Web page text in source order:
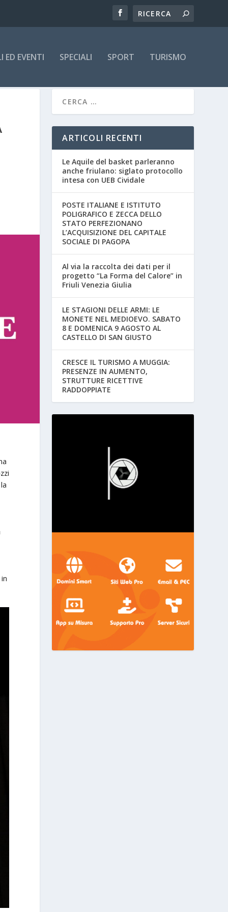
ED EVENTI SPECIALI SPORT TURISMO
ARTICOLI RECENTI
Le Aquile del basket parleranno
anche friulano: siglato protocollo
intesa con UEB Cividale
POSTE ITALIANE E ISTITUTO
POLIGRAFICO E ZECCA DELLO
STATO PERFEZIONANO
L’ACQUISIZIONE DEL CAPITALE
SOCIALE DI PAGOPA
Al via la raccolta dei dati per il
progetto “La Forma del Calore” in
Friuli Venezia Giulia
LE STAGIONI DELLE ARMI: LE
MONETE NEL MEDIOEVO. SABATO
8 E DOMENICA 9 AGOSTO AL
CASTELLO DI SAN GIUSTO
CRESCE IL TURISMO A MUGGIA:
PRESENZE IN AUMENTO,
STRUTTURE RICETTIVE
RADDOPPIATE